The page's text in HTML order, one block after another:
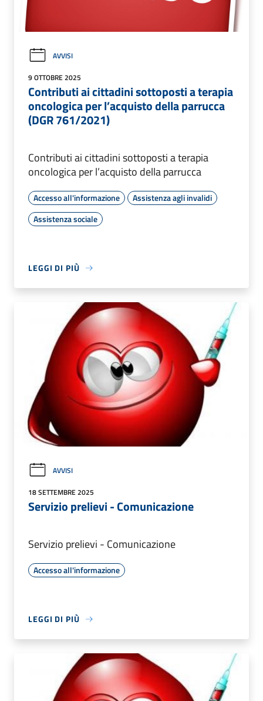
AVVISI
9 OTTOBRE 2025
Contributi ai cittadini sottoposti a terapia
oncologica per l’acquisto della parrucca
(DGR 761/2021)
Contributi ai cittadini sottoposti a terapia
oncologica per l’acquisto della parrucca
Accesso all'informazione
Assistenza agli invalidi
Assistenza sociale
LEGGI DI PIÙ
AVVISI
18 SETTEMBRE 2025
Servizio prelievi - Comunicazione
Servizio prelievi - Comunicazione
Accesso all'informazione
LEGGI DI PIÙ